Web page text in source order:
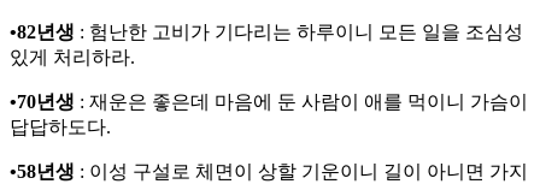
•82년생 : 험난한 고비가 기다리는 하루이니 모든 일을 조심성
있게 처리하라.
•70년생 : 재운은 좋은데 마음에 둔 사람이 애를 먹이니 가슴이
답답하도다.
•58년생 : 이성 구설로 체면이 상할 기운이니 길이 아니면 가지